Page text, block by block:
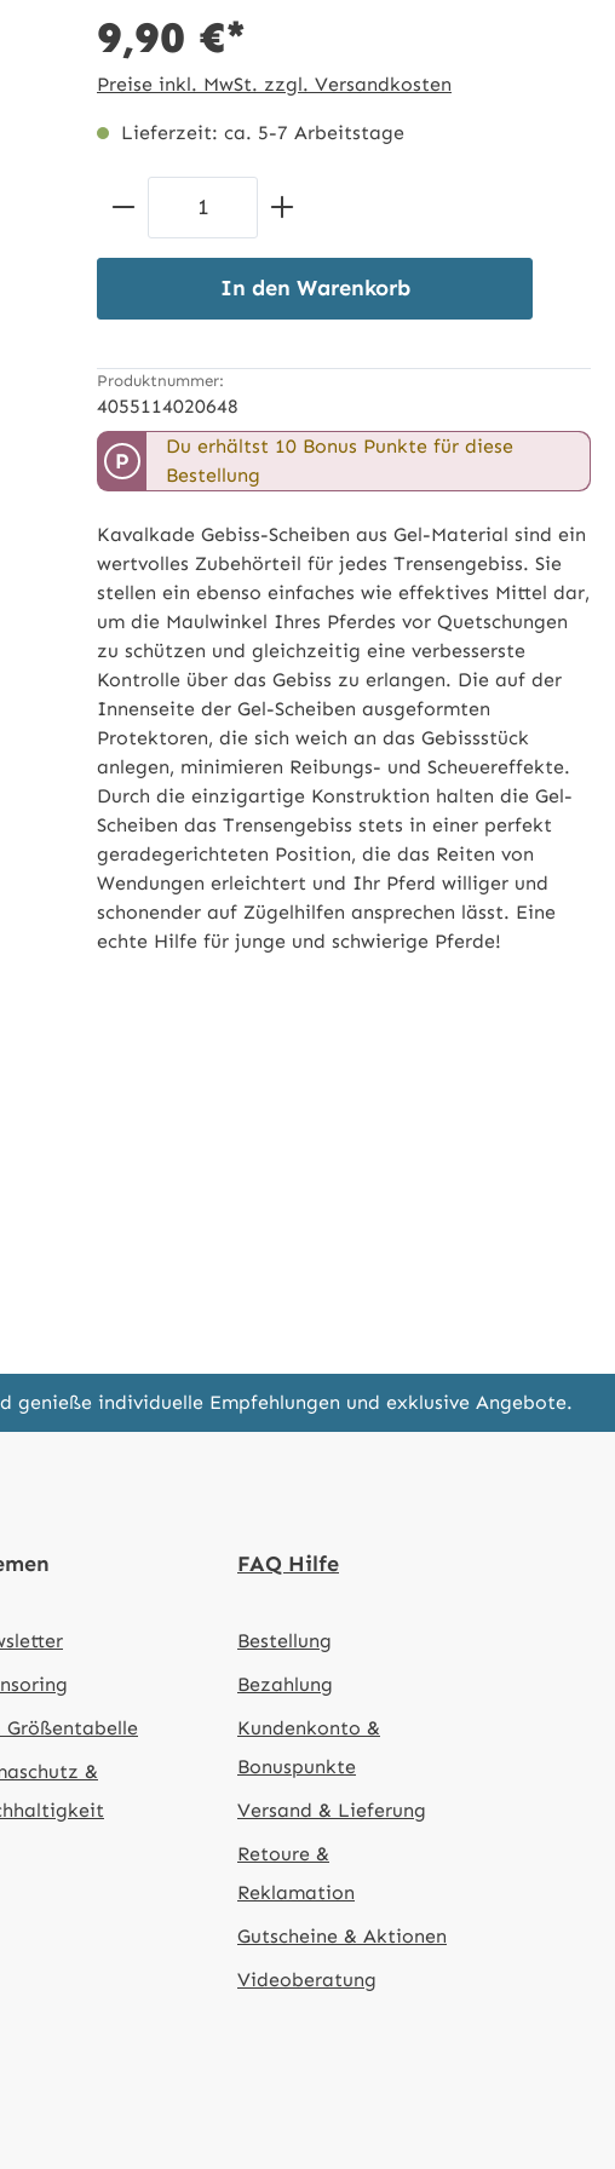
9,90 €*
Preise inkl. MwSt. zzgl. Versandkosten
Lieferzeit: ca. 5-7 Arbeitstage
Produkt Anzahl: Gib den
In den Warenkorb
Produktnummer:
4055114020648
P
Du erhältst 10 Bonus Punkte für diese
Bestellung
Kavalkade Gebiss-Scheiben aus Gel-Material sind ein
wertvolles Zubehörteil für jedes Trensengebiss. Sie
stellen ein ebenso einfaches wie effektives Mittel dar,
um die Maulwinkel Ihres Pferdes vor Quetschungen
zu schützen und gleichzeitig eine verbesserste
Kontrolle über das Gebiss zu erlangen. Die auf der
Innenseite der Gel-Scheiben ausgeformten
Protektoren, die sich weich an das Gebissstück
anlegen, minimieren Reibungs- und Scheuereffekte.
Durch die einzigartige Konstruktion halten die Gel-
Scheiben das Trensengebiss stets in einer perfekt
geradegerichteten Position, die das Reiten von
Wendungen erleichtert und Ihr Pferd williger und
schonender auf Zügelhilfen ansprechen lässt. Eine
echte Hilfe für junge und schwierige Pferde!
individuelle Empfehlungen und exklusive Angebote.
&
FAQ Hilfe
Bestellung
Bezahlung
Kundenkonto &
Bonuspunkte
Versand & Lieferung
Retoure &
Reklamation
Gutscheine & Aktionen
Videoberatung